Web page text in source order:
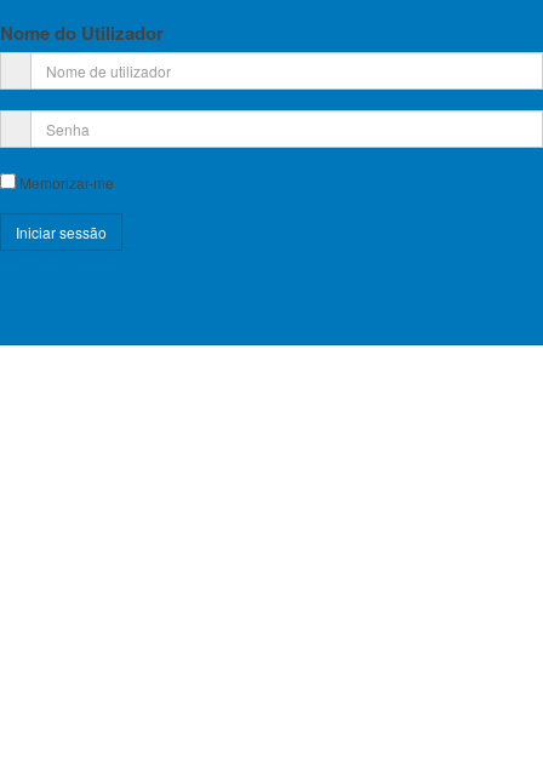
Nome do Utilizador
Memorizar-me